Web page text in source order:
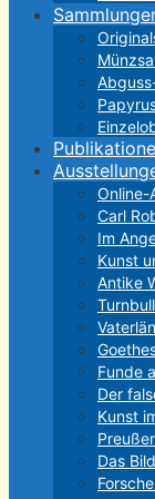
Online-
Carl
Im
Kunst
Antike
Funde
Der
Kunst
Das